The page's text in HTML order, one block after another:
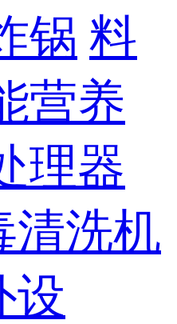
锅 料
营养
理器
清洗机
设